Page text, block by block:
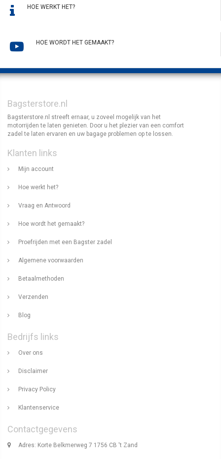
HOE WERKT HET?
HOE WORDT HET GEMAAKT?
Bagsterstore.nl
Bagsterstore.nl streeft ernaar, u zoveel mogelijk van het
motorrijden te laten genieten. Door u het plezier van een comfort
zadel te laten ervaren en uw bagage problemen op te lossen.
Klanten links
Mijn account
Hoe werkt het?
Vraag en Antwoord
Hoe wordt het gemaakt?
Proefrijden met een Bagster zadel
Algemene voorwaarden
Betaalmethoden
Verzenden
Blog
Bedrijfs links
Over ons
Disclaimer
Privacy Policy
Klantenservice
Contactgegevens
Adres: Korte Belkmerweg 7 1756 CB 't Zand